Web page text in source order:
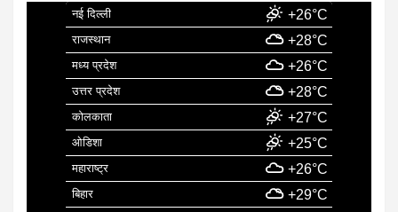
नई दिल्ली +26°C
राजस्थान +28°C
मध्य प्रदेश +26°C
उत्तर प्रदेश +28°C
कोलकाता +27°C
ओडिशा +25°C
महाराष्ट्र +26°C
बिहार +29°C